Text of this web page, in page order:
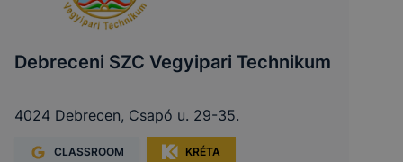
Debreceni SZC Vegyipari Technikum
4024 Debrecen, Csapó u. 29-35.
CLASSROOM KRÉTA